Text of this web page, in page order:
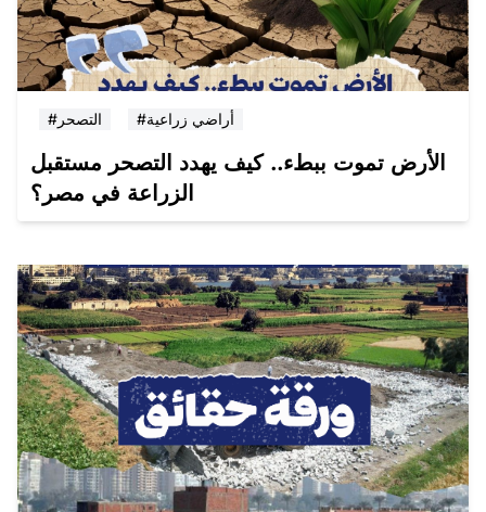
#التصحر #أراضي زراعية
الأرض تموت ببطء.. كيف يهدد التصحر مستقبل
الزراعة في مصر؟